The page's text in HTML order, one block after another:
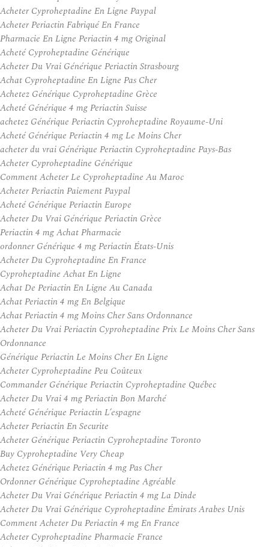
Acheter Cyproheptadine En Ligne Paypal
Acheter Periactin Fabriqué En France
Pharmacie En Ligne Periactin 4 mg Original
Acheté Cyproheptadine Générique
Acheter Du Vrai Générique Periactin Strasbourg
Achat Cyproheptadine En Ligne Pas Cher
Achetez Générique Cyproheptadine Grèce
Acheté Générique 4 mg Periactin Suisse
achetez Générique Periactin Cyproheptadine Royaume-Uni
Acheté Générique Periactin 4 mg Le Moins Cher
acheter du vrai Générique Periactin Cyproheptadine Pays-Bas
Acheter Cyproheptadine Générique
Comment Acheter Le Cyproheptadine Au Maroc
Acheter Periactin Paiement Paypal
Acheté Générique Periactin Europe
Acheter Du Vrai Générique Periactin Grèce
Periactin 4 mg Achat Pharmacie
ordonner Générique 4 mg Periactin États-Unis
Acheter Du Cyproheptadine En France
Cyproheptadine Achat En Ligne
Achat De Periactin En Ligne Au Canada
Achat Periactin 4 mg En Belgique
Achat Periactin 4 mg Moins Cher Sans Ordonnance
Acheter Du Vrai Periactin Cyproheptadine Prix Le Moins Cher Sans
Ordonnance
Générique Periactin Le Moins Cher En Ligne
Acheter Cyproheptadine Peu Coûteux
Commander Générique Periactin Cyproheptadine Québec
Acheter Du Vrai 4 mg Periactin Bon Marché
Acheté Générique Periactin L’espagne
Acheter Periactin En Securite
Acheter Générique Periactin Cyproheptadine Toronto
Buy Cyproheptadine Very Cheap
Achetez Générique Periactin 4 mg Pas Cher
Ordonner Générique Cyproheptadine Agréable
Acheter Du Vrai Générique Periactin 4 mg La Dinde
Acheter Du Vrai Générique Cyproheptadine Émirats Arabes Unis
Comment Acheter Du Periactin 4 mg En France
Acheter Cyproheptadine Pharmacie France